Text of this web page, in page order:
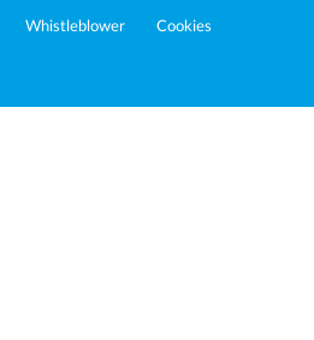
Whistleblower Cookies